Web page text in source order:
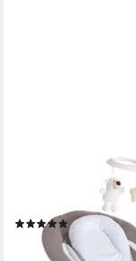
Hochstuhl Alpha
Holz Babystuhl ab
(4)
189,90 € UVP 219,70 €